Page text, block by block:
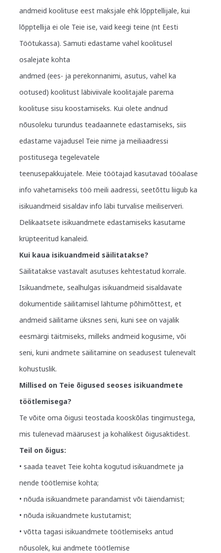
andmeid koolituse eest maksjale ehk lõpptellijale, kui
lõpptellija ei ole Teie ise, vaid keegi teine (nt Eesti
Töötukassa). Samuti edastame vahel koolitusel
osalejate kohta
andmed (ees- ja perekonnanimi, asutus, vahel ka
ootused) koolitust läbiviivale koolitajale parema
koolituse sisu koostamiseks. Kui olete andnud
nõusoleku turundus teadaannete edastamiseks, siis
edastame vajadusel Teie nime ja meiliaadressi
postitusega tegelevatele
teenusepakkujatele. Meie töötajad kasutavad tööalase
info vahetamiseks töö meili aadressi, seetõttu liigub ka
isikuandmeid sisaldav info läbi turvalise meiliserveri.
Delikaatsete isikuandmete edastamiseks kasutame
krüpteeritud kanaleid.
Kui kaua isikuandmeid säilitatakse?
Säilitatakse vastavalt asutuses kehtestatud korrale.
Isikuandmete, sealhulgas isikuandmeid sisaldavate
dokumentide säilitamisel lähtume põhimõttest, et
andmeid säilitame üksnes seni, kuni see on vajalik
eesmärgi täitmiseks, milleks andmeid kogusime, või
seni, kuni andmete säilitamine on seadusest tulenevalt
kohustuslik.
Millised on Teie õigused seoses isikuandmete
töötlemisega?
Te võite oma õigusi teostada kooskõlas tingimustega,
mis tulenevad määrusest ja kohalikest õigusaktidest.
Teil on õigus:
• saada teavet Teie kohta kogutud isikuandmete ja
nende töötlemise kohta;
• nõuda isikuandmete parandamist või täiendamist;
• nõuda isikuandmete kustutamist;
• võtta tagasi isikuandmete töötlemiseks antud
nõusolek, kui andmete töötlemise